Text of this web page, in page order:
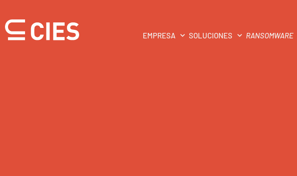
EMPRESA SOLUCIONES RANSOMWARE